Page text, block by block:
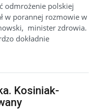
odmrożenie polskiej
w porannej rozmowie w
minister zdrowia.
dokładnie
Kosiniak-